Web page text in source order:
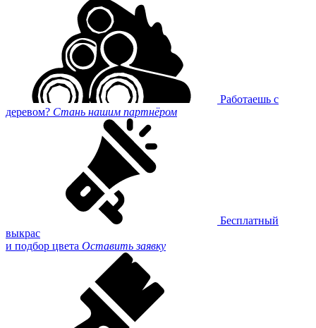
Работаешь с
деревом? Стань нашим партнёром
Бесплатный
выкрас
и подбор цвета Оставить заявку